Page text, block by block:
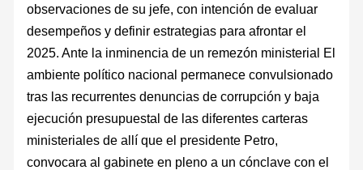
observaciones de su jefe, con intención de evaluar
desempeños y definir estrategias para afrontar el
2025. Ante la inminencia de un remezón ministerial El
ambiente político nacional permanece convulsionado
tras las recurrentes denuncias de corrupción y baja
ejecución presupuestal de las diferentes carteras
ministeriales de allí que el presidente Petro,
convocara al gabinete en pleno a un cónclave con el